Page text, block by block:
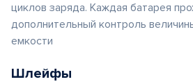
циклов заряда. Каждая батарея
дополнительный контроль
емкости
Шлейфы